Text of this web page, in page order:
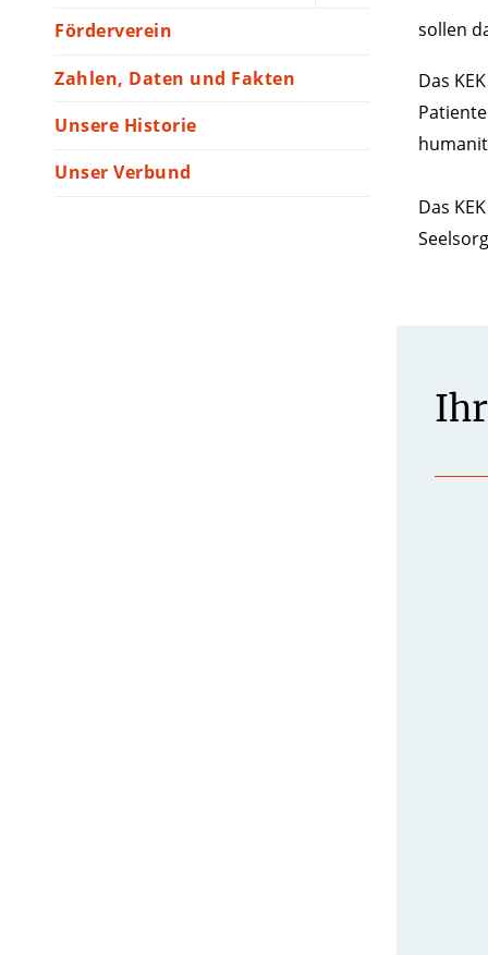
Förderverein
Zahlen, Daten und Fakten
Unsere Historie
Unser Verbund
sollen
Das
Das